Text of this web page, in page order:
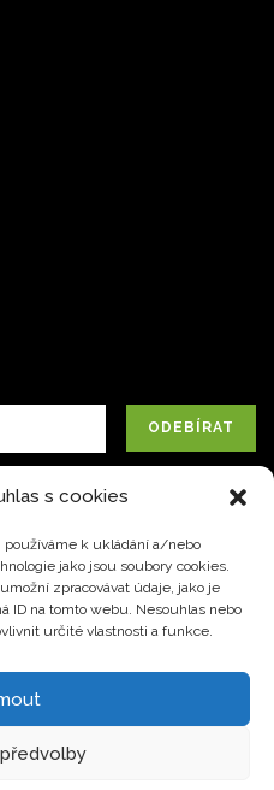
s cookies
k ukládání a/nebo
jako jsou soubory cookies.
zpracovávat údaje, jako je
ID na tomto webu. Nesouhlas nebo
určité vlastnosti a funkce.
530 03+420 773 252 633